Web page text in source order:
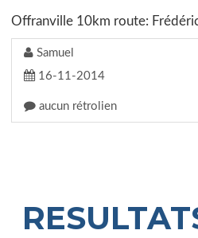
Offranville 10km route:
Samuel
16-11-2014
aucun rétrolien